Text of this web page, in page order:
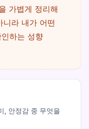
가볍게 정리해
니라 내가 어떤
하는 성향
, 안정감 중 무엇을